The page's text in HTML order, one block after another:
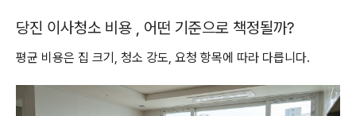
당진 이사청소 비용 , 어떤 기준으로 책정될까?
평균 비용은 집 크기, 청소 강도, 요청 항목에 따라 다릅니다.